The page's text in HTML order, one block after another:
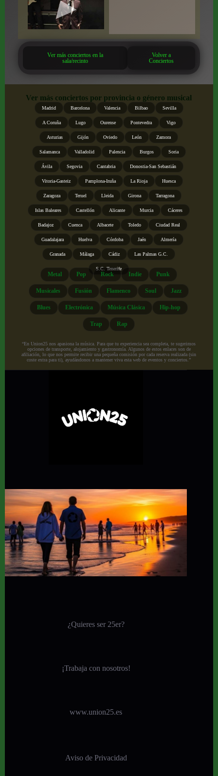
Ver más conciertos en la
sala/recinto
Volver a
Conciertos
Ver más conciertos por provincia o género musical
Madrid Barcelona Valencia Bilbao Sevilla
A Coruña Lugo Ourense Pontevedra Vigo
Asturias Gijón Oviedo León Zamora
Salamanca Valladolid Palencia Burgos Soria
Ávila Segovia Cantabria Donostia-San Sebastián
Vitoria-Gasteiz Pamplona-Iruña La Rioja Huesca
Zaragoza Teruel Lleida Girona Tarragona
Islas Baleares Castellón Alicante Murcia Cáceres
Badajoz Cuenca Albacete Toledo Ciudad Real
Guadalajara Huelva Córdoba Jaén Almería
Granada Málaga Cádiz Las Palmas G.C.
S.C. Tenerife
Metal Pop Rock Indie Punk
Musicales Fusión Flamenco Soul Jazz
Blues Electrónica Música Clásica Hip-hop
Trap Rap
“En Union25 nos apasiona la música. Para que tu experiencia sea completa, te sugerimos
opciones de transporte, alojamiento y gastronomía. Algunos de estos enlaces son de
afiliación, lo que nos permite recibir una pequeña comisión por cada reserva realizada (sin
coste extra para ti), ayudándonos a mantener viva esta web de eventos y conciertos.”
¿Quieres ser 25er?
¡Trabaja con nosotros!
www.union25.es
Aviso de Privacidad